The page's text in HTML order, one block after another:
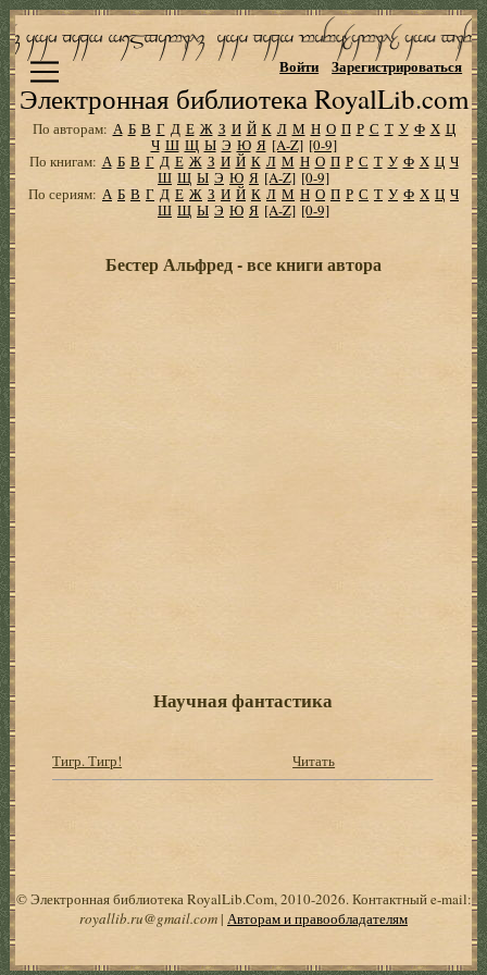
Электронная библиотека RoyalLib.com
Войти Зарегистрироваться
По авторам: А Б В Г Д Е Ж З И Й К Л М Н О П Р С Т У Ф Х Ц
Ч Ш Щ Ы Э Ю Я [A-Z] [0-9]
По книгам: А Б В Г Д Е Ж З И Й К Л М Н О П Р С Т У Ф Х Ц Ч
Ш Щ Ы Э Ю Я [A-Z] [0-9]
По сериям: А Б В Г Д Е Ж З И Й К Л М Н О П Р С Т У Ф Х Ц Ч
Ш Щ Ы Э Ю Я [A-Z] [0-9]
Бестер Альфред - все книги автора
Научная фантастика
Тигр. Тигр! Читать
© Электронная библиотека RoyalLib.Com, 2010-2026. Контактный e-mail:
royallib.ru@gmail.com| Авторам и правообладателям